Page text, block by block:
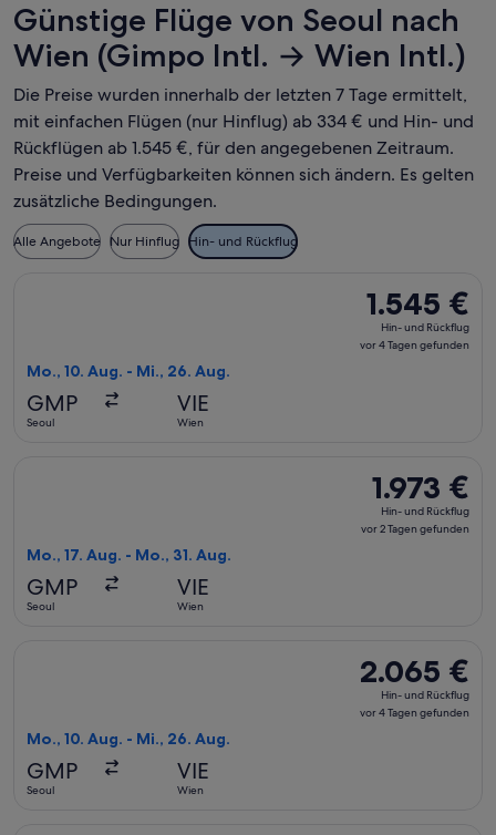
Günstige Flüge von Seoul nach
Wien (Gimpo Intl. → Wien Intl.)
Die Preise wurden innerhalb der letzten 7 Tage ermittelt,
mit einfachen Flügen (nur Hinflug) ab 334 € und Hin- und
Rückflügen ab 1.545 €, für den angegebenen Zeitraum.
Preise und Verfügbarkeiten können sich ändern. Es gelten
zusätzliche Bedingungen.
Alle Angebote Nur Hinflug Hin- und Rückflug
1.545 €
Hin-
und
1.545 €
Hin- und Rückflug
vor 4 Tagen gefunden
Mo., 10. Aug. - Mi., 26. Aug.
GMP
Seoul
VIE
Wien
1.973 €
Hin-
und
1.973 €
Hin- und Rückflug
vor 2 Tagen gefunden
Mo., 17. Aug. - Mo., 31. Aug.
GMP
Seoul
VIE
Wien
2.065 €
Hin-
und
2.065 €
Hin- und Rückflug
vor 4 Tagen gefunden
Mo., 10. Aug. - Mi., 26. Aug.
GMP
Seoul
VIE
Wien